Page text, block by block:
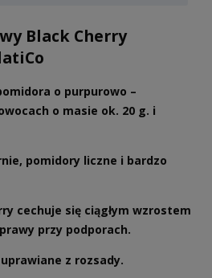
Black Cherry
o purpurowo –
o masie ok. 20 g. i
pomidory liczne i bardzo
cechuje się ciągłym wzrostem
przy podporach.
z rozsady.